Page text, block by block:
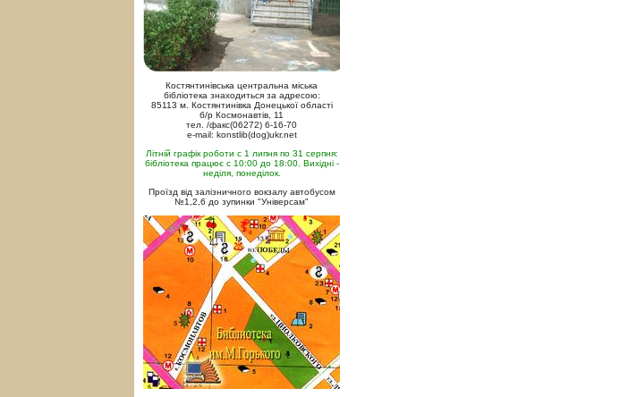
Костянтинівська центральна міська
бібліотека знаходиться за адресою:
85113 м. Костянтинівка Донецької області
б/р Космонавтів, 11
тел. /факс(06272) 6-16-70
e-mail: konstlib(dog)ukr.net
Літній графік роботи с 1 липня по 31 серпня:
бібліотека працює с 10:00 до 18:00. Вихідні -
неділя, понеділок.
Проїзд від залізничного вокзалу автобусом
№1,2,6 до зупинки "Універсам"